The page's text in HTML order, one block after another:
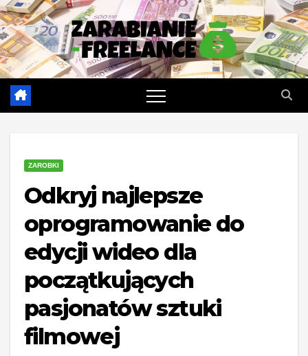
Skip
to
content
ZAROBKI
Odkryj najlepsze
oprogramowanie do
edycji wideo dla
początkujących
pasjonatów sztuki
filmowej